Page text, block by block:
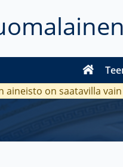
aineisto on saatavilla